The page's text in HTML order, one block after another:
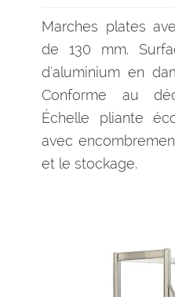
Marches plates
de 130 mm.
d'aluminium en
Conforme au
Échelle pliante
avec
et le stockage.